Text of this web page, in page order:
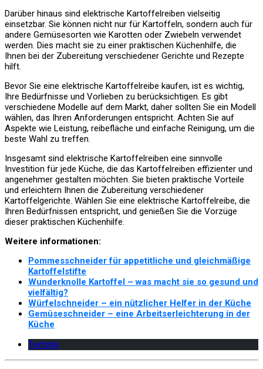
Darüber hinaus sind elektrische Kartoffelreiben vielseitig
einsetzbar. Sie können nicht nur für Kartoffeln, sondern auch für
andere Gemüsesorten wie Karotten oder Zwiebeln verwendet
werden. Dies macht sie zu einer praktischen Küchenhilfe, die
Ihnen bei der Zubereitung verschiedener Gerichte und Rezepte
hilft.
Bevor Sie eine elektrische Kartoffelreibe kaufen, ist es wichtig,
Ihre Bedürfnisse und Vorlieben zu berücksichtigen. Es gibt
verschiedene Modelle auf dem Markt, daher sollten Sie ein Modell
wählen, das Ihren Anforderungen entspricht. Achten Sie auf
Aspekte wie Leistung, reibefläche und einfache Reinigung, um die
beste Wahl zu treffen.
Insgesamt sind elektrische Kartoffelreiben eine sinnvolle
Investition für jede Küche, die das Kartoffelreiben effizienter und
angenehmer gestalten möchten. Sie bieten praktische Vorteile
und erleichtern Ihnen die Zubereitung verschiedener
Kartoffelgerichte. Wählen Sie eine elektrische Kartoffelreibe, die
Ihren Bedürfnissen entspricht, und genießen Sie die Vorzüge
dieser praktischen Küchenhilfe.
Weitere informationen:
Pommesschneider für appetitliche und gleichmäßige
Kartoffelstifte
Wunderknolle Kartoffel – was macht sie so gesund und
vielfältig?
Würfelschneider – ein nützlicher Helfer in der Küche
Gemüseschneider – eine Arbeitserleichterung in der
Küche
Technik